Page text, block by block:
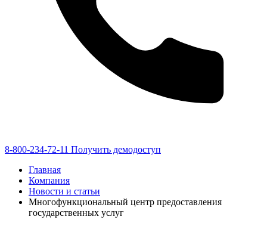
8-800-234-72-11 Получить демодоступ
Главная
Компания
Новости и статьи
Многофункциональный центр предоставления
государственных услуг